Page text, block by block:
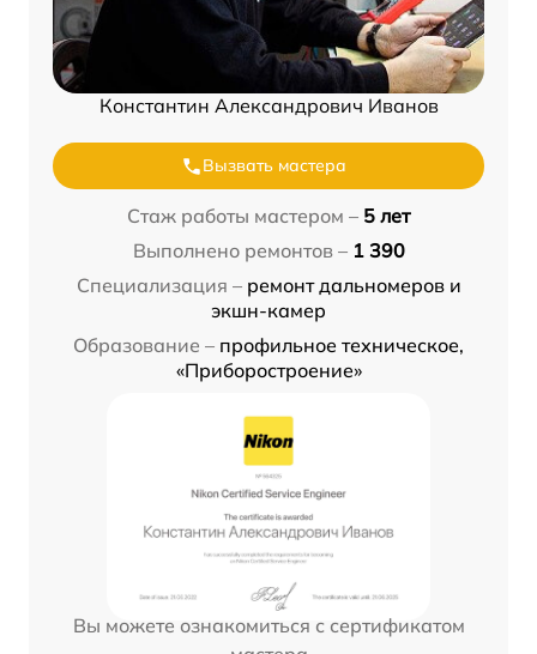
Константин Александрович Иванов
Вызвать мастера
Стаж работы мастером – 5 лет
Выполнено ремонтов – 1 390
Специализация – ремонт дальномеров и
экшн-камер
Образование – профильное техническое,
«Приборостроение»
Вы можете ознакомиться с сертификатом